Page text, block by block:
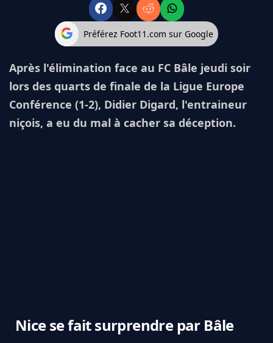
Préférez Foot11.com sur Google
Après l'élimination face au FC Bâle jeudi soir
lors des quarts de finale de la Ligue Europe
Conférence (1-2), Didier Digard, l'entraineur
niçois, a eu du mal à cacher sa déception.
Nice se fait surprendre par Bâle